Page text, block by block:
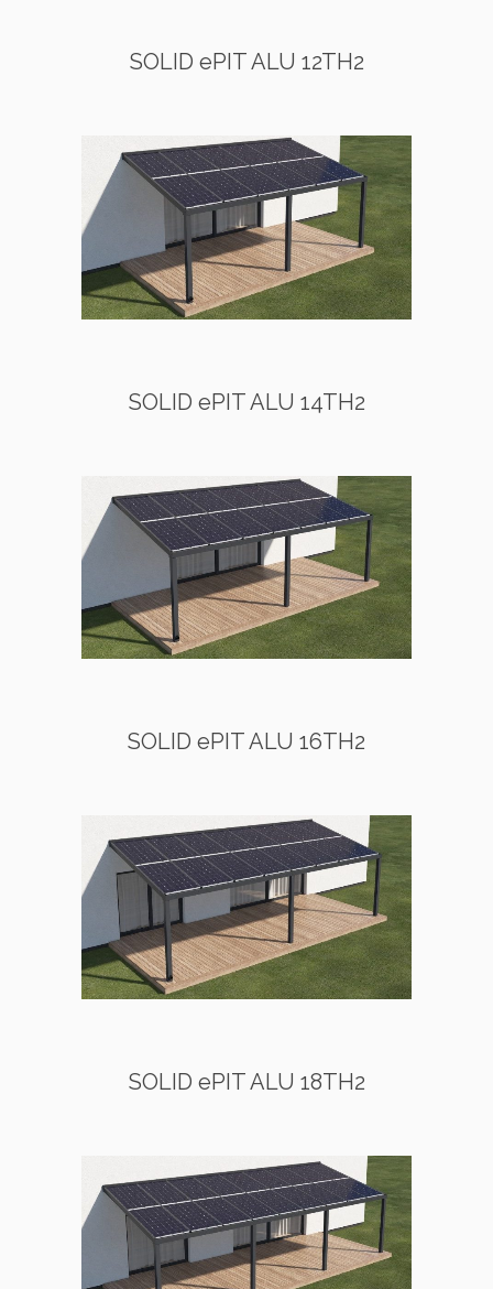
SOLID ePIT ALU 12TH2
SOLID ePIT ALU 14TH2
SOLID ePIT ALU 16TH2
SOLID ePIT ALU 18TH2